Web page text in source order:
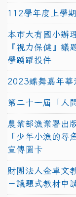
112學年度上學
本市大有國小辦
『視力保健』議
學踴躍投件
2023蝶舞嘉年華
第二十一屆「人
農業部漁業署出
「少年小漁的尋
宣傳圖卡
財團法人金車文
－議題式教材申